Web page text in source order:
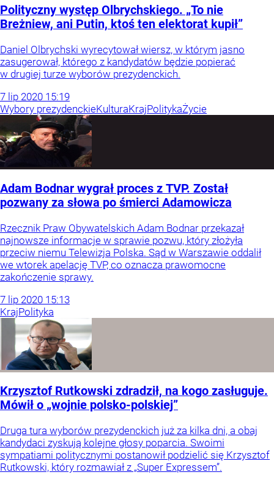
Polityczny występ Olbrychskiego. „To nie
Breżniew, ani Putin, ktoś ten elektorat kupił”
Daniel Olbrychski wyrecytował wiersz, w którym jasno
zasugerował, którego z kandydatów będzie popierać
w drugiej turze wyborów prezydenckich.
7 lip 2020 15:19
Wybory prezydenckieKulturaKrajPolitykaŻycie
Adam Bodnar wygrał proces z TVP. Został
pozwany za słowa po śmierci Adamowicza
Rzecznik Praw Obywatelskich Adam Bodnar przekazał
najnowsze informacje w sprawie pozwu, który złożyła
przeciw niemu Telewizja Polska. Sąd w Warszawie oddalił
we wtorek apelację TVP, co oznacza prawomocne
zakończenie sprawy.
7 lip 2020 15:13
KrajPolityka
Krzysztof Rutkowski zdradził, na kogo zasługuje.
Mówił o „wojnie polsko-polskiej”
Druga tura wyborów prezydenckich już za kilka dni, a obaj
kandydaci zyskują kolejne głosy poparcia. Swoimi
sympatiami politycznymi postanowił podzielić się Krzysztof
Rutkowski, który rozmawiał z „Super Expressem”.